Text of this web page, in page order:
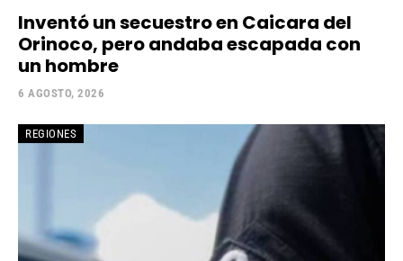
Inventó un secuestro en Caicara del
Orinoco, pero andaba escapada con
un hombre
6 AGOSTO, 2026
REGIONES